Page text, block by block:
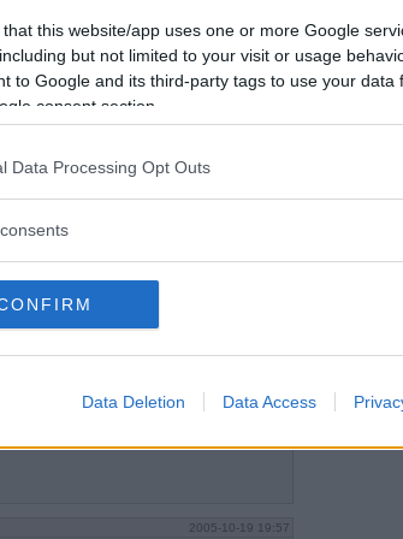
that this website/app uses one or more Google
but not limited to your visit or usage
to Google and its third-party tags to use your data
consent section.
Data Processing Opt Outs
Data Deletion Data Access
2005-10-19 19:39
2005-10-19 19:57
Vill du bli
medlem?